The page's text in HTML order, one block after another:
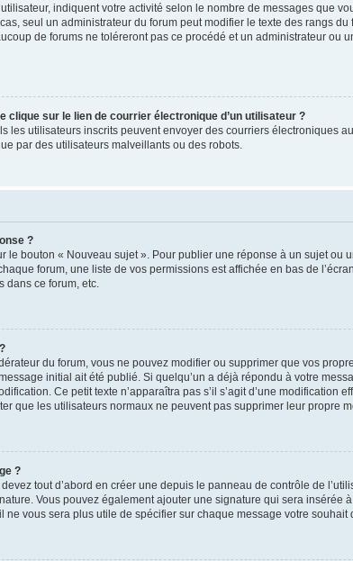
indiquent votre activité selon le nombre de messages que
seul un administrateur du forum peut modifier le texte des rangs
de forums ne toléreront pas ce procédé et un administrateur ou
clique sur le lien de courrier électronique d’un utilisateur ?
les utilisateurs inscrits peuvent envoyer des courriers électroniques
par des utilisateurs malveillants ou des robots.
?
le bouton « Nouveau sujet ». Pour publier une réponse à un sujet
forum, une liste de vos permissions est affichée en bas de
dans ce forum, etc.
du forum, vous ne pouvez modifier ou supprimer que vos
initial ait été publié. Si quelqu’un a déjà répondu à votre
Ce petit texte n’apparaîtra pas s’il s’agit d’une
que les utilisateurs normaux ne peuvent pas supprimer leur propre
?
tout d’abord en créer une depuis le panneau de contrôle de
Vous pouvez également ajouter une signature qui sera
vous sera plus utile de spécifier sur chaque message votre souhait